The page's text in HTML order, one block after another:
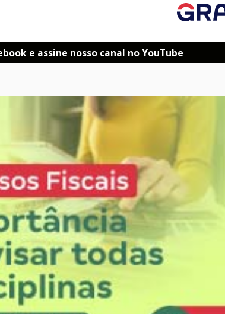
e assine nosso canal no YouTube